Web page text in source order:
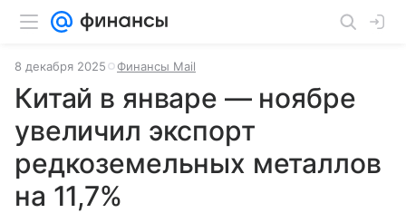
8 декабря 2025 Финансы Mail
Китай в январе — ноябре
увеличил экспорт
редкоземельных металлов
на 11,7%